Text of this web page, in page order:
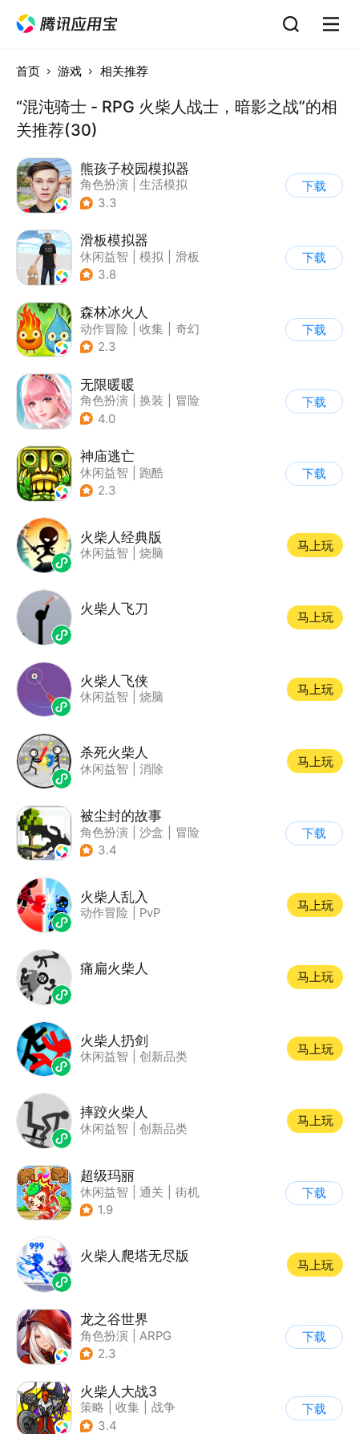
首页 游戏 相关推荐
“混沌骑士 - RPG 火柴人战士，暗影之战”的相
关推荐(30)
熊孩子校园模拟器
角色扮演
生活模拟
| 写实
3.3
下载
滑板模拟器
休闲益智 模拟
滑板
| 卡通
3.8
下载
森林冰火人
动作冒险 收集
奇幻
| 儿童游戏
2.3
下载
无限暖暖
角色扮演 换装
冒险
| 开放世界
4.0
下载
神庙逃亡
休闲益智
跑酷
| 欧美风
2.3
下载
火柴人经典版
休闲益智 烧脑
马上玩
火柴人飞刀
马上玩
火柴人飞侠
休闲益智 烧脑
马上玩
杀死火柴人
休闲益智 消除
马上玩
被尘封的故事
角色扮演 沙盒
冒险
| 开放世界
3.4
下载
火柴人乱入
动作冒险 PvP
马上玩
痛扁火柴人
马上玩
火柴人扔剑
休闲益智 创新品类
马上玩
摔跤火柴人
休闲益智 创新品类
马上玩
超级玛丽
休闲益智 通关
街机
| 儿童游戏
1.9
下载
火柴人爬塔无尽版
马上玩
龙之谷世界
角色扮演
ARPG
| 奇幻
2.3
下载
火柴人大战3
策略 收集
战争
| 火柴人
3.4
下载